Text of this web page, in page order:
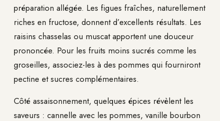
préparation allégée. Les figues fraîches, naturellement
riches en fructose, donnent d’excellents résultats. Les
raisins chasselas ou muscat apportent une douceur
prononcée. Pour les fruits moins sucrés comme les
groseilles, associez-les à des pommes qui fourniront
pectine et sucres complémentaires.
Côté assaisonnement, quelques épices révèlent les
saveurs : cannelle avec les pommes, vanille bourbon